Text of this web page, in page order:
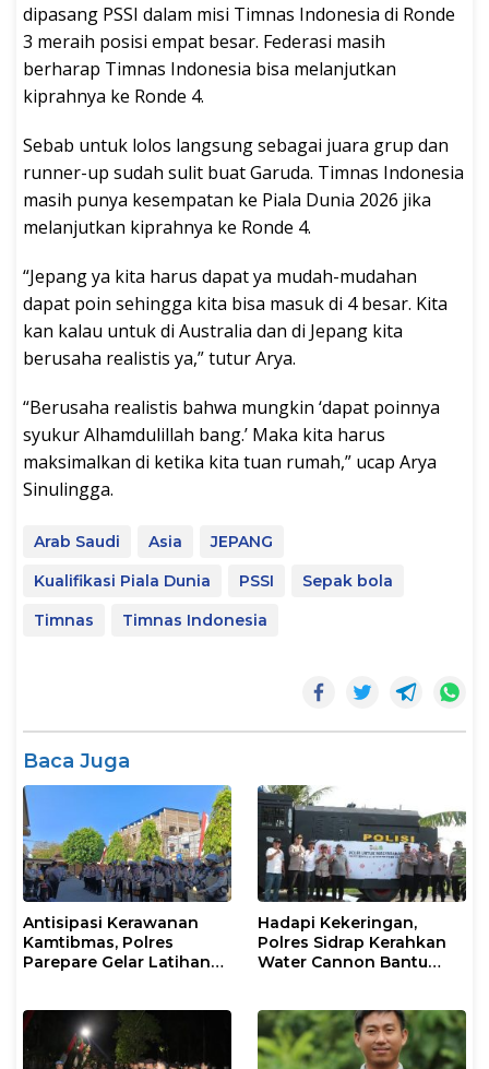
dipasang PSSI dalam misi Timnas Indonesia di Ronde
3 meraih posisi empat besar. Federasi masih
berharap Timnas Indonesia bisa melanjutkan
kiprahnya ke Ronde 4.
Sebab untuk lolos langsung sebagai juara grup dan
runner-up sudah sulit buat Garuda. Timnas Indonesia
masih punya kesempatan ke Piala Dunia 2026 jika
melanjutkan kiprahnya ke Ronde 4.
“Jepang ya kita harus dapat ya mudah-mudahan
dapat poin sehingga kita bisa masuk di 4 besar. Kita
kan kalau untuk di Australia dan di Jepang kita
berusaha realistis ya,” tutur Arya.
“Berusaha realistis bahwa mungkin ‘dapat poinnya
syukur Alhamdulillah bang.’ Maka kita harus
maksimalkan di ketika kita tuan rumah,” ucap Arya
Sinulingga.
Arab Saudi Asia
JEPANG
Kualifikasi Piala Dunia
PSSI
Sepak bola
Timnas
Timnas Indonesia
Baca Juga
Antisipasi Kerawanan
Kamtibmas, Polres
Parepare Gelar Latihan
Hadapi Kekeringan,
Polres Sidrap Kerahkan
Water Cannon Bantu